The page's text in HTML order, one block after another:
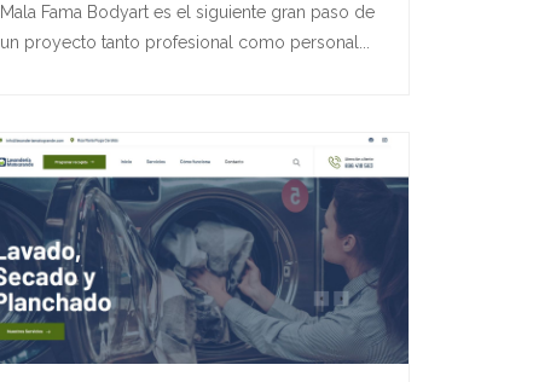
Mala Fama Bodyart es el siguiente gran paso de
un proyecto tanto profesional como personal...